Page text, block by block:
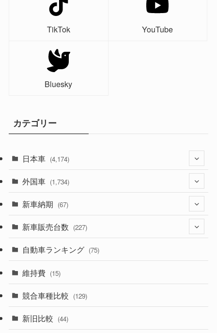
TikTok YouTube
Bluesky
カテゴリー
日本車 (4,174)
(1,321)
(329)
(526)
(357)
(328)
(194)
(230)
外国車 (1,734)
(242)
(85)
(84)
(14)
新車納期 (67)
(28)
(8)
(3)
(3)
新車販売台数 (227)
(21)
自動車ランキング (75)
維持費 (15)
競合車種比較 (129)
新旧比較 (44)